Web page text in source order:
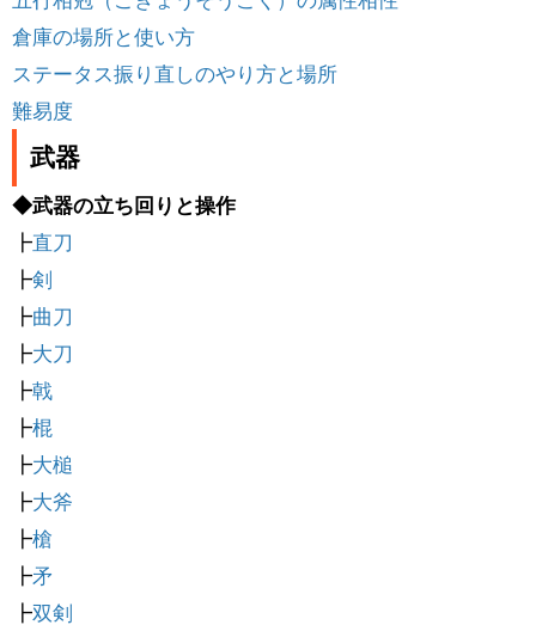
倉庫の場所と使い方
ステータス振り直しのやり方と場所
難易度
武器
◆武器の立ち回りと操作
┣直刀
┣剣
┣曲刀
┣大刀
┣戟
┣棍
┣大槌
┣大斧
┣槍
┣矛
┣双剣